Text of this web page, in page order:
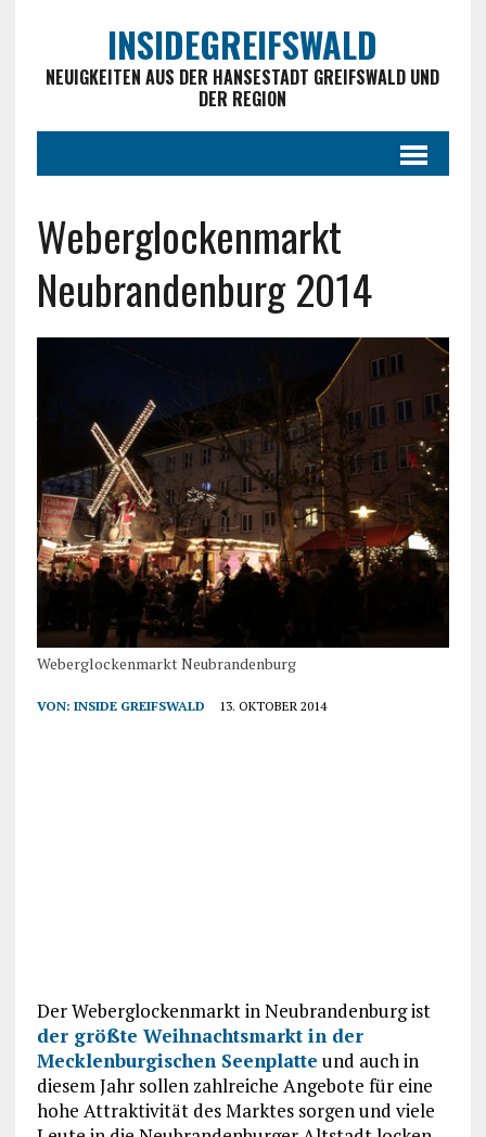
INSIDEGREIFSWALD
NEUIGKEITEN AUS DER HANSESTADT GREIFSWALD UND
DER REGION
Weberglockenmarkt
Neubrandenburg 2014
Weberglockenmarkt Neubrandenburg
VON: INSIDE GREIFSWALD 13. OKTOBER 2014
Der Weberglockenmarkt in Neubrandenburg ist
der größte Weihnachtsmarkt in der
Mecklenburgischen Seenplatte und auch in
diesem Jahr sollen zahlreiche Angebote für eine
hohe Attraktivität des Marktes sorgen und viele